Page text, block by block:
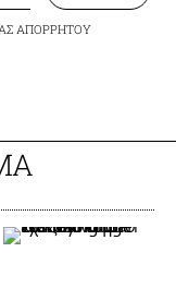
ΑΠΟΡΡΗΤΟΥ